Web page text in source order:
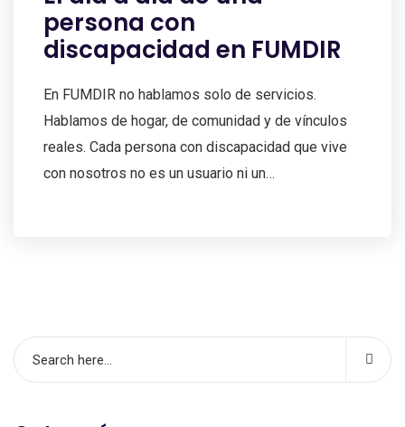
persona con
discapacidad en FUMDIR
En FUMDIR no hablamos solo de servicios.
Hablamos de hogar, de comunidad y de vínculos
reales. Cada persona con discapacidad que vive
con nosotros no es un usuario ni un…